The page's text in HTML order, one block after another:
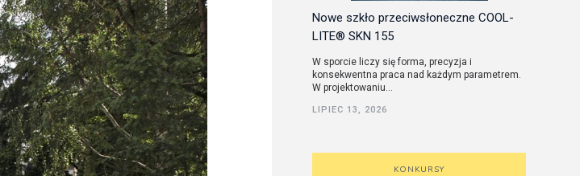
Nowe szkło przeciwsłoneczne COOL-
LITE® SKN 155
W sporcie liczy się forma, precyzja i
konsekwentna praca nad każdym parametrem.
W projektowaniu...
LIPIEC 13, 2026
KONKURSY